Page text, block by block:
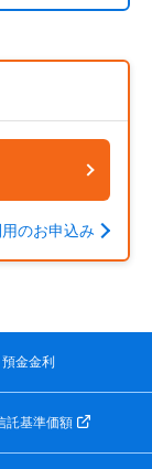
のお申込み
預金金利
託基準価額